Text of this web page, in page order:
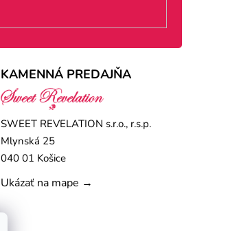
KAMENNÁ PREDAJŇA
SWEET REVELATION s.r.o., r.s.p.
Mlynská 25
040 01 Košice
Ukázať na mape →